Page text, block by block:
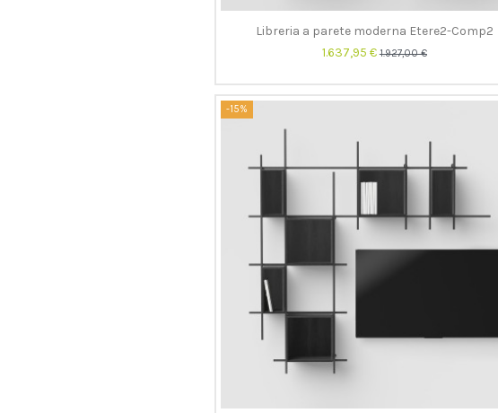
Libreria a parete moderna Etere2-Comp2
1.637,95 €1.927,00 €
-15%